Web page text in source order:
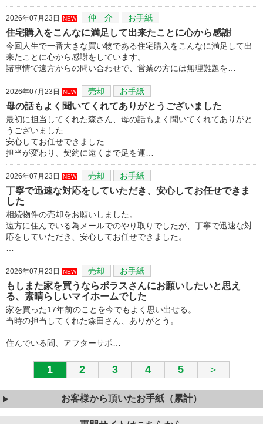
2026年07月23日 NEW 仲 介 お手紙
住宅購入をこんなに満足して出来たことに心から感謝
今回人生で一番大きな買い物である住宅購入をこんなに満足して出
来たことに心から感謝をしています。
諸事情で遠方からの問い合わせで、営業の方には無理難題を…
2026年07月23日 NEW 売却 お手紙
母の話もよく聞いてくれてありがとうございました
最初に担当してくれた森さん、母の話もよく聞いてくれてありがと
うございました
安心してお任せできました
担当が変わり、契約に遠くまで足を運…
2026年07月23日 NEW 売却 お手紙
丁寧で迅速な対応をしていただき、安心してお任せできま
した
相続物件の売却をお願いしました。
遠方に住んでいる為メールでのやり取りでしたが、丁寧で迅速な対
応をしていただき、安心してお任せできました。
2026年07月23日 NEW 売却 お手紙
もしまた家を買うならポラスさんにお願いしたいと思え
る、素晴らしいマイホームでした
家を買った17年前のことを今でもよく思い出せる。
当時の担当してくれた森田さん、ありがとう。
住んでいる間、アフターサポ…
1 2 3 4 5 ＞
お客様から頂いたお手紙（累計）